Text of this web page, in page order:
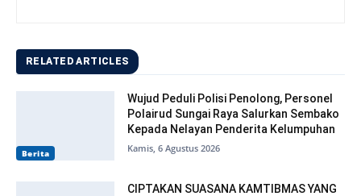
RELATED ARTICLES
Berita
Wujud Peduli Polisi Penolong, Personel
Polairud Sungai Raya Salurkan Sembako
Kepada Nelayan Penderita Kelumpuhan
Kamis, 6 Agustus 2026
CIPTAKAN SUASANA KAMTIBMAS YANG